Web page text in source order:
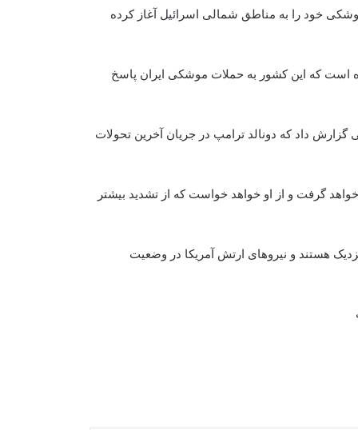
خود را به مناطق شمالی اسرائیل آغاز کرده
است که این کشور به حملات موشکی ایران پاسخ
داد که دونالد ترامپ در جریان آخرین تحولات
گرفت و از او خواهد خواست که از تشدید بیشتر
هستند و نیروهای ارتش آمریکا در وضعیت